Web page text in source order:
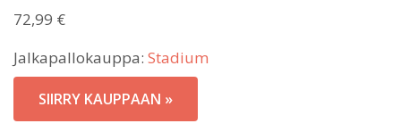
72,99 €
Jalkapallokauppa: Stadium
SIIRRY KAUPPAAN »